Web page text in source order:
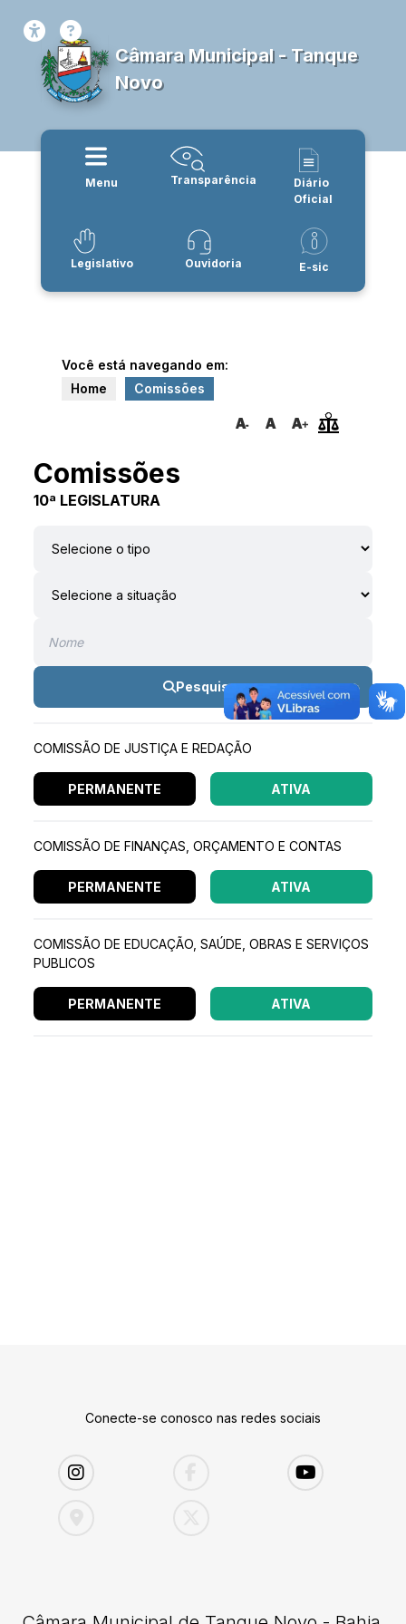
Câmara Municipal - Tanque
Novo
Menu Transparência
Diário
Oficial
Legislativo Ouvidoria E-sic
Você está navegando em:
Home
Comissões
Comissões
10ª LEGISLATURA
Pesquisar
COMISSÃO DE JUSTIÇA E REDAÇÃO
PERMANENTE ATIVA
COMISSÃO DE FINANÇAS, ORÇAMENTO E CONTAS
PERMANENTE ATIVA
COMISSÃO DE EDUCAÇÃO, SAÚDE, OBRAS E SERVIÇOS
PUBLICOS
PERMANENTE ATIVA
Conecte-se conosco nas redes sociais